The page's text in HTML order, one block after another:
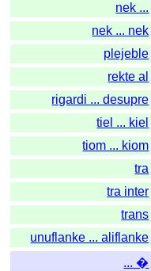
nek ...
nek ... nek
plejeble
rekte al
rigardi ... desupre
tiel ... kiel
tiom ... kiom
tra
tra inter
trans
unuflanke ... aliflanke
... �